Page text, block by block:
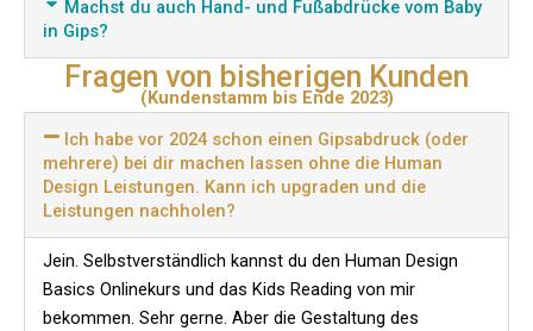
Machst du auch Hand- und Fußabdrücke vom Baby
in Gips?
Fragen von bisherigen Kunden
(Kundenstamm bis Ende 2023)
Ich habe vor 2024 schon einen Gipsabdruck (oder
mehrere) bei dir machen lassen ohne die Human
Design Leistungen. Kann ich upgraden und die
Leistungen nachholen?
Jein. Selbstverständlich kannst du den Human Design
Basics Onlinekurs und das Kids Reading von mir
bekommen. Sehr gerne. Aber die Gestaltung des